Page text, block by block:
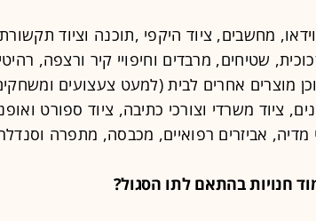
מחשבים, ציוד היקפי ,תוכנה וציוד
שטיחים, מרבדים וחיפויי קיר ורצפה,
וכן מוצרים אחרים לבית (למעט צעצועים
ציוד משרדי וצורכי כתיבה, ציוד ספורט
מדיה, אביזרים רפואיים, מכבסה, מתפרה
חנויות בהתאם לתו הסגול?